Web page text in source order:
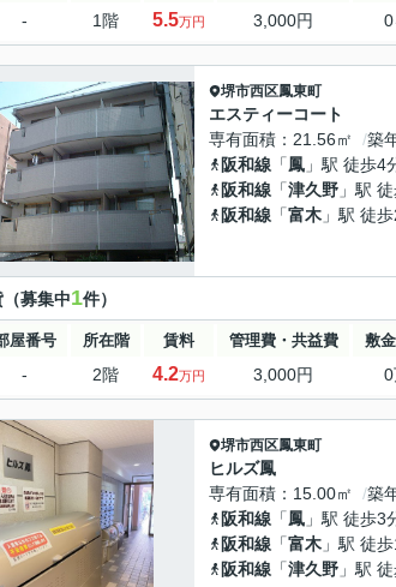
- 1階 5.5万円 3,000円 0
堺市西区鳳東町
エスティーコート
専有面積
21.56㎡ 築
阪和線 「鳳 」駅 徒歩4
阪和線 「津久野 」駅
阪和線 「富木 」駅 徒
募集中1件）
屋番号 所在階 賃料 管理費・共益費 敷
- 2階 4.2万円 3,000円 0
堺市西区鳳東町
ヒルズ鳳
専有面積
15.00㎡ 築
阪和線 「鳳 」駅 徒歩3
阪和線 「富木 」駅 徒
阪和線 「津久野 」駅